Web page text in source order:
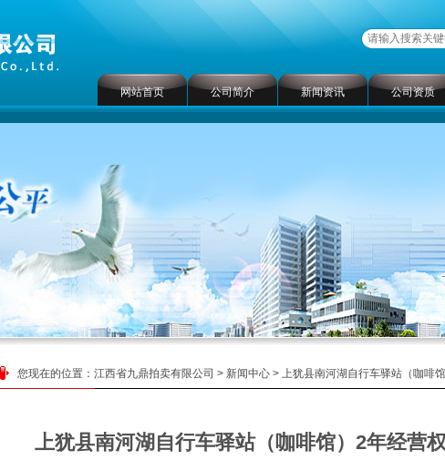
网站首页 公司简介 新闻资讯 公司资质
您现在的位置： 江西省九鼎拍卖有限公司 > 新闻中心 > 上犹县南河湖自行车驿站（咖啡
上犹县南河湖自行车驿站（咖啡馆）2年经营